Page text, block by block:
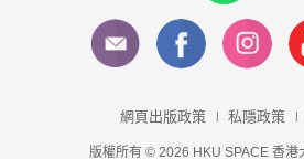
網頁出版政策 私隱政策
版權所有 © 2026 HKU SPACE 香港